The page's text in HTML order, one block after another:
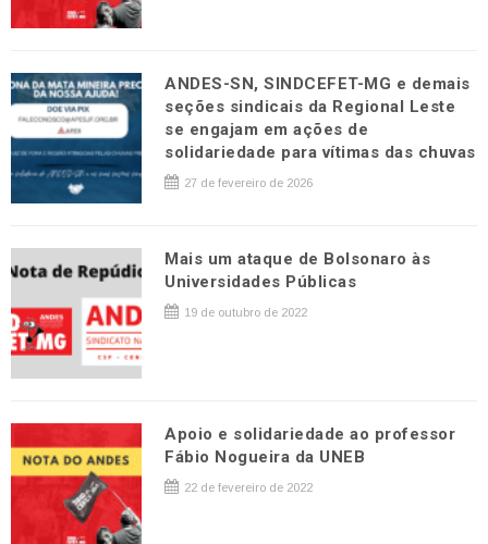
ANDES-SN, SINDCEFET-MG e demais
seções sindicais da Regional Leste
se engajam em ações de
solidariedade para vítimas das chuvas
27 de fevereiro de 2026
Mais um ataque de Bolsonaro às
Universidades Públicas
19 de outubro de 2022
Apoio e solidariedade ao professor
Fábio Nogueira da UNEB
22 de fevereiro de 2022